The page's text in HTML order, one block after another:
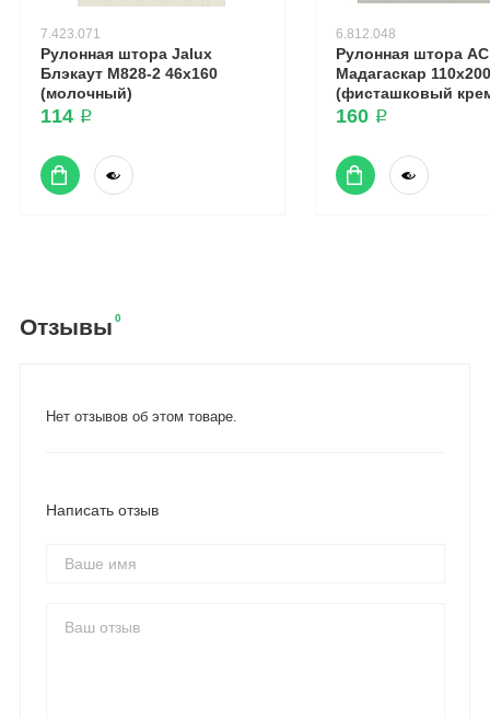
7.423.071
Рулонная штора Jalux
Блэкаут M828-2 46x160
(молочный)
114 ₽
6.812.048
Рулонная штора
Мадагаскар 110x200
(фисташковый
160 ₽
Отзывы 0
Нет отзывов об этом товаре.
Написать отзыв